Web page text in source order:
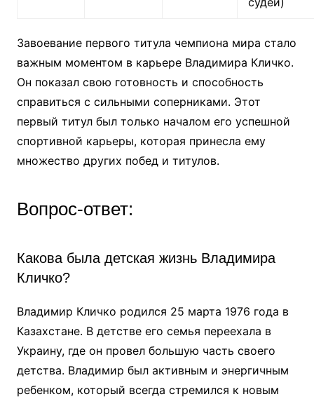
Завоевание первого титула чемпиона мира стало
важным моментом в карьере Владимира Кличко.
Он показал свою готовность и способность
справиться с сильными соперниками. Этот
первый титул был только началом его успешной
спортивной карьеры, которая принесла ему
множество других побед и титулов.
Вопрос-ответ:
Какова была детская жизнь Владимира
Кличко?
Владимир Кличко родился 25 марта 1976 года в
Казахстане. В детстве его семья переехала в
Украину, где он провел большую часть своего
детства. Владимир был активным и энергичным
ребенком, который всегда стремился к новым